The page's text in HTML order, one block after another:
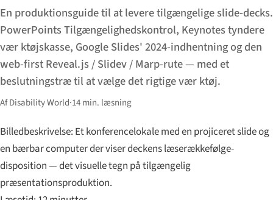
En produktionsguide til at levere tilgængelige slide-decks.
PowerPoints Tilgængelighedskontrol, Keynotes tyndere
vær ktøjskasse, Google Slides' 2024-indhentning og den
web-first Reveal.js / Slidev / Marp-rute — med et
beslutningstræ til at vælge det rigtige vær ktøj.
Af Disability World·14 min. læsning
Billedbeskrivelse: Et konferencelokale med en projiceret slide og
en bærbar computer der viser deckens læserækkefølge-
disposition — det visuelle tegn på tilgængelig
præsentationsproduktion.